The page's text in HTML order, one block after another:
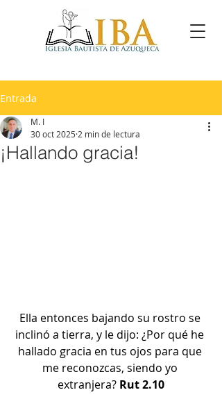
Entrada
¡Hallando gracia!
M. I
30 oct 2025 2 min de lectura
Ella entonces bajando su rostro se
inclinó a tierra, y le dijo: ¿Por qué he
hallado gracia en tus ojos para que
me reconozcas, siendo yo
extranjera? Rut 2.10